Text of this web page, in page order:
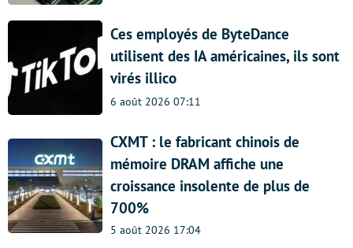
Ces employés de ByteDance
utilisent des IA américaines, ils sont
virés illico
6 août 2026 07:11
CXMT : le fabricant chinois de
mémoire DRAM affiche une
croissance insolente de plus de
700%
5 août 2026 17:04